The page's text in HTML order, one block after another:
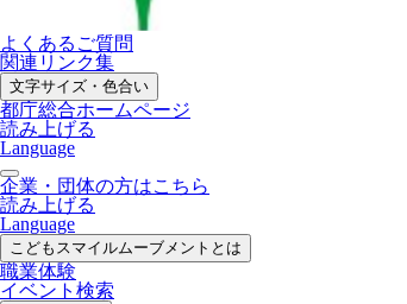
よくあるご質問
関連リンク集
文字サイズ・色合い
都庁総合ホームページ
読み上げる
Language
企業・団体の方はこちら
読み上げる
Language
こどもスマイルムーブメントとは
職業体験
イベント検索